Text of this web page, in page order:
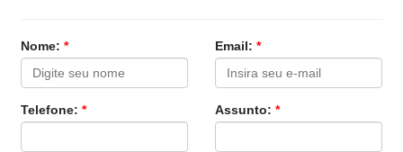
Nome:* Email: *
Telefone:* Assunto: *